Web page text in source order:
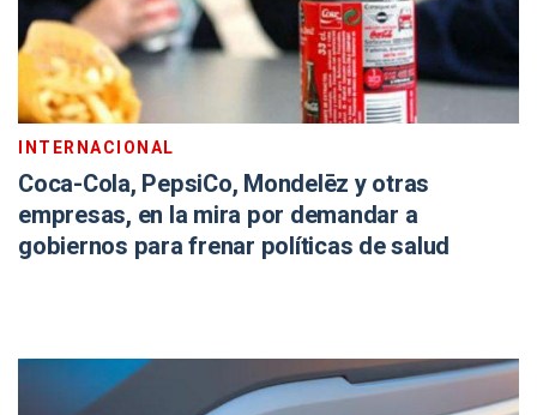
INTERNACIONAL
Coca-Cola, PepsiCo, Mondelēz y otras
empresas, en la mira por demandar a
gobiernos para frenar políticas de salud